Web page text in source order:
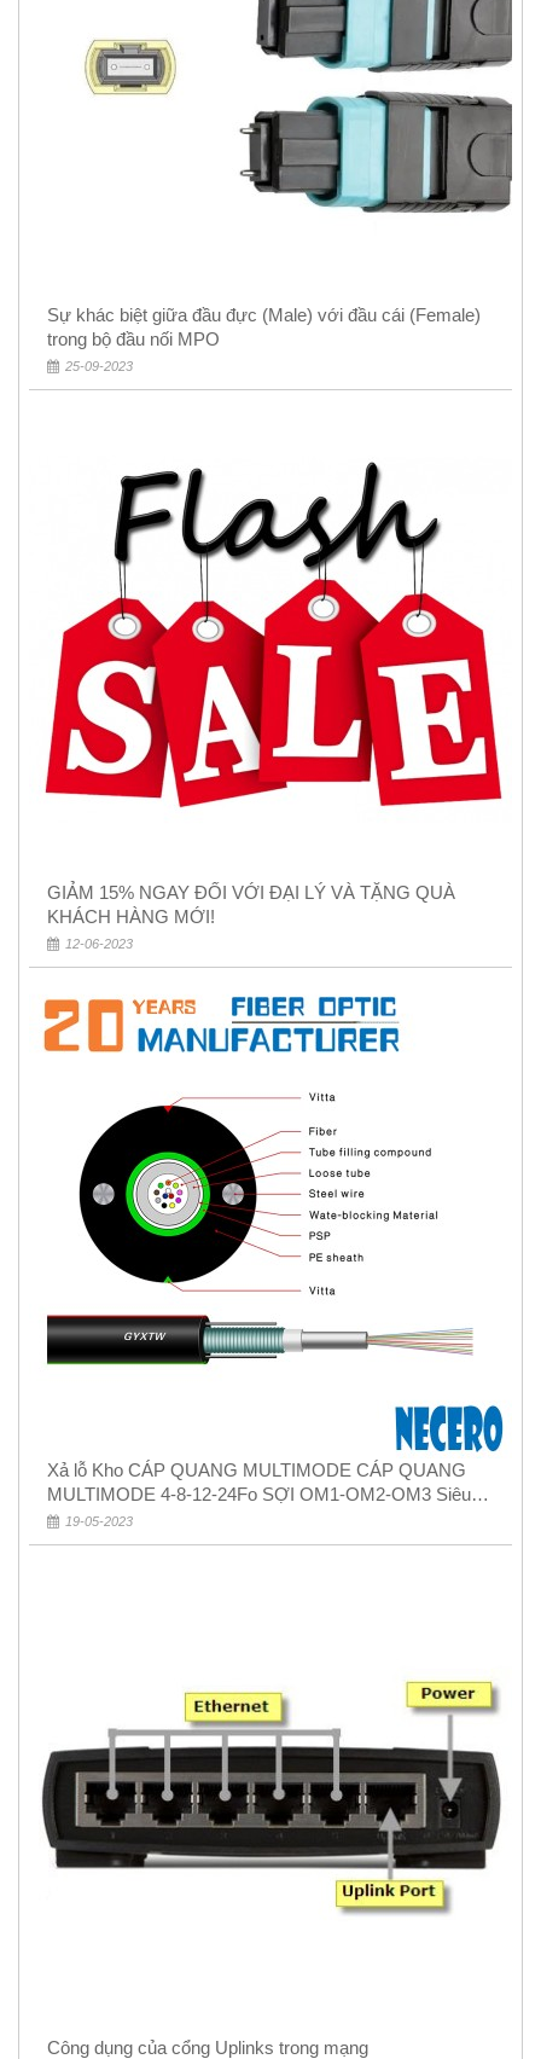
Sự khác biệt giữa đầu đực (Male) với đầu cái (Female)
trong bộ đầu nối MPO
25-09-2023
GIẢM 15% NGAY ĐỐI VỚI ĐẠI LÝ VÀ TẶNG QUÀ
KHÁCH HÀNG MỚI!
12-06-2023
Xả lỗ Kho CÁP QUANG MULTIMODE CÁP QUANG
MULTIMODE 4-8-12-24Fo SỢI OM1-OM2-OM3 Siêu
Rẻ 5k
19-05-2023
Công dụng của cổng Uplinks trong mạng